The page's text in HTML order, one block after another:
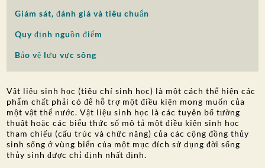
TÀI TRỢ
SỰ THAM GIA CỦA CÔNG CHÚNG
Giám sát, đánh giá và tiêu chuẩn
Quy định nguồn điểm
Bảo vệ lưu vực sông
Vật liệu sinh học (tiêu chí sinh học) là một cách thể hiện các
phẩm chất phải có để hỗ trợ một điều kiện mong muốn của
một vật thể nước. Vật liệu sinh học là các tuyên bố tường
thuật hoặc các biểu thức số mô tả một điều kiện sinh học
tham chiếu (cấu trúc và chức năng) của các cộng đồng thủy
sinh sống ở vùng biển của một mục đích sử dụng đời sống
thủy sinh được chỉ định nhất định.